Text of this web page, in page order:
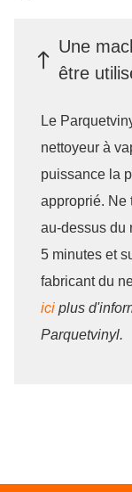
Une
être
Le
nettoyeur à
puissance la
approprié. Ne
au-dessus du
5 minutes et
fabricant du
ici plus
Parquetvinyl.